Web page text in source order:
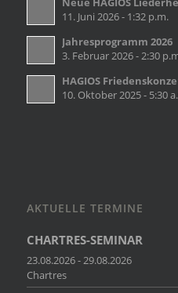
11. Juni 2026 - 1:32 p.m.
Jahresprogramm 2026
3. Februar 2026 - 2:30
HAGIOS
10. Oktober 2025 - 5:30
AKTUELLE TERMINE
CHARTRES-SEMINAR
23.08.2026 - 29.08.2026
Chartres